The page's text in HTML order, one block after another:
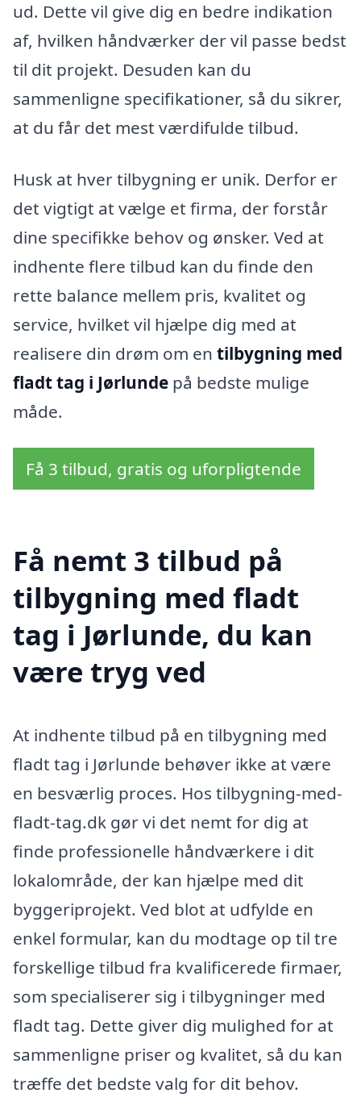
ud. Dette vil give dig en bedre indikation
af, hvilken håndværker der vil passe bedst
til dit projekt. Desuden kan du
sammenligne specifikationer, så du sikrer,
at du får det mest værdifulde tilbud.
Husk at hver tilbygning er unik. Derfor er
det vigtigt at vælge et firma, der forstår
dine specifikke behov og ønsker. Ved at
indhente flere tilbud kan du finde den
rette balance mellem pris, kvalitet og
service, hvilket vil hjælpe dig med at
realisere din drøm om en tilbygning med
fladt tag i Jørlunde på bedste mulige
måde.
Få 3 tilbud, gratis og uforpligtende
Få nemt 3 tilbud på
tilbygning med fladt
tag i Jørlunde, du kan
være tryg ved
At indhente tilbud på en tilbygning med
fladt tag i Jørlunde behøver ikke at være
en besværlig proces. Hos tilbygning-med-
fladt-tag.dk gør vi det nemt for dig at
finde professionelle håndværkere i dit
lokalområde, der kan hjælpe med dit
byggeriprojekt. Ved blot at udfylde en
enkel formular, kan du modtage op til tre
forskellige tilbud fra kvalificerede firmaer,
som specialiserer sig i tilbygninger med
fladt tag. Dette giver dig mulighed for at
sammenligne priser og kvalitet, så du kan
træffe det bedste valg for dit behov.